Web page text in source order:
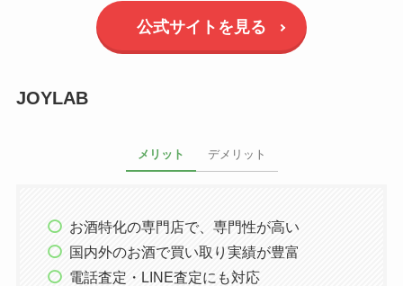
公式サイトを見る
JOYLAB
メリット デメリット
お酒特化の専門店で、専門性が高い
国内外のお酒で買い取り実績が豊富
電話査定・LINE査定にも対応